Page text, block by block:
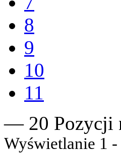
8
9
10
11
— 20 Pozycji
Wyświetlanie 1